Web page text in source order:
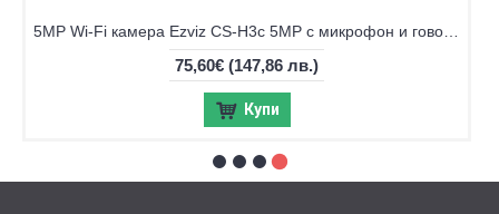
75,60€ (147,86 лв.)
Купи